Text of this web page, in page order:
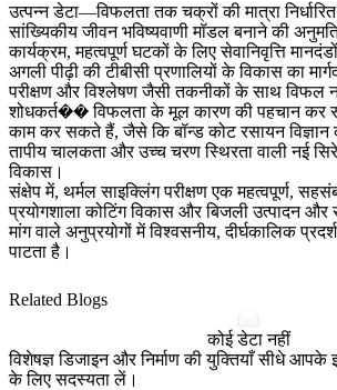
उत्पन्न डेटा—विफलता तक चक्रों की मात्रा
सांख्यिकीय जीवन भविष्यवाणी मॉडल बनाने की
कार्यक्रम, महत्वपूर्ण घटकों के लिए सेवानिवृत्ति
अगली पीढ़ी की टीबीसी प्रणालियों के विकास का
परीक्षण और विश्लेषणजैसी तकनीकों के साथ विफल
शोधकर्त�� विफलता के मूल कारण की पहचान कर
काम कर सकते हैं, जैसे कि बॉन्ड कोट रसायन
तापीय चालकता और उच्च चरण स्थिरता वाली नई
विकास।
संक्षेप में, थर्मल साइक्लिंग परीक्षण एक महत्वपूर्ण,
प्रयोगशाला कोटिंग विकास औरबिजली उत्पादनऔर
मांग वाले अनुप्रयोगों में विश्वसनीय, दीर्घकालिक
पाटता है।
Related Blogs
कोई डेटा नहीं
विशेषज्ञ डिजाइन और निर्माण की युक्तियाँ सीधे आपके
के लिए सदस्यता लें।